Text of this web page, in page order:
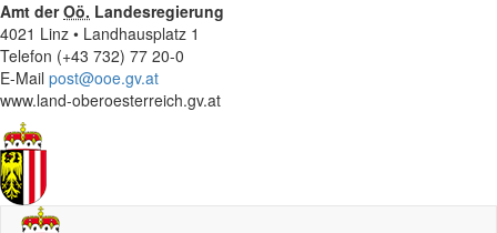
Amt derOö. Landesregierung
4021 Linz • Landhausplatz 1
Telefon (+43 732) 77 20-0
E-Mail post@ooe.gv.at
www.land-oberoesterreich.gv.at